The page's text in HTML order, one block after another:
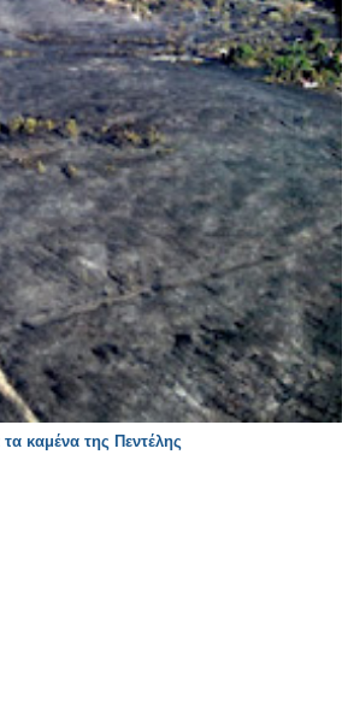
καμένα της Πεντέλης